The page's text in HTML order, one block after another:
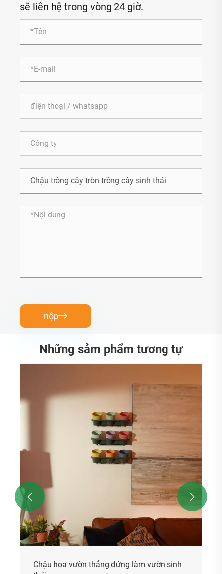
sẽ liên hệ trong vòng 24 giờ.
nộp
Những sảm phẩm tương tự
Chậu hoa nhựa làm vườn sinh thái
 